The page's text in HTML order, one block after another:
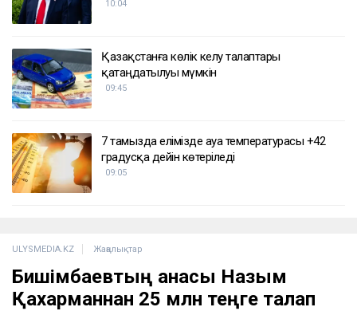
Дрон, GIS және табиғат: Бурабай жас
ғалымдардың зертханасына айналды
Трамп Вэнсті өзінің саяси мұрагері етуі мүмкін
бе
қатаңдатылуы мүмкін
09:45